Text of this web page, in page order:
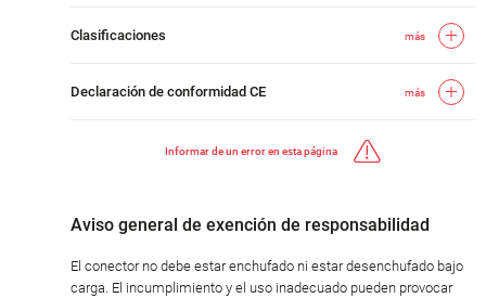
Clasificaciones más
Declaración de conformidad CE más
Informar de un error en esta página
Aviso general de exención de responsabilidad
El conector no debe estar enchufado ni estar desenchufado bajo
carga. El incumplimiento y el uso inadecuado pueden provocar